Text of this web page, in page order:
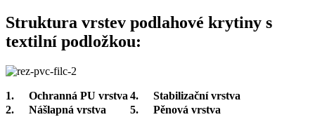
Struktura vrstev podlahové krytiny s
textilní podložkou:
1. Ochranná PU vrstva 4.
Stabilizační vrstva
2.
Nášlapná vrstva 5.
Pěnová vrstva